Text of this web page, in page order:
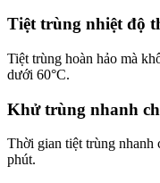
Tiệt trùng nhiệt độ
Tiệt trùng hoàn hảo mà
dưới 60°C.
Khử trùng nhanh
Thời gian tiệt trùng nhanh
phút.